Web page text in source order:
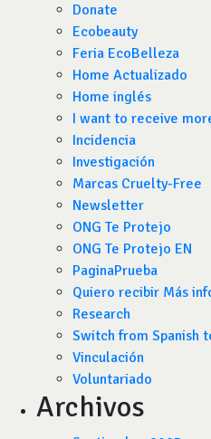
Donate
Ecobeauty
Feria EcoBelleza
Home Actualizado
Home inglés
I want to receive
Incidencia
Investigación
Marcas Cruelty-Free
Newsletter
ONG Te Protejo
ONG Te Protejo EN
PaginaPrueba
Quiero recibir Más
Research
Switch from Spanish
Vinculación
Voluntariado
Archivos